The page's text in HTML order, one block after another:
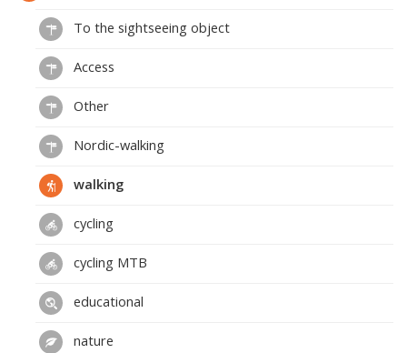
To the sightseeing object
Access
Other
Nordic-walking
walking
cycling
cycling MTB
educational
nature